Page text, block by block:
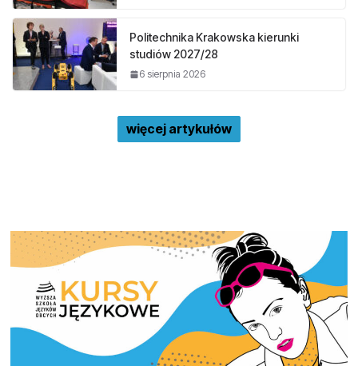
Politechnika Krakowska kierunki
studiów 2027/28
6 sierpnia 2026
więcej artykułów